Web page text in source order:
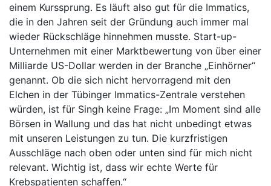
einem Kurssprung. Es läuft also gut für die Immatics,
die in den Jahren seit der Gründung auch immer mal
wieder Rückschläge hinnehmen musste. Start-up-
Unternehmen mit einer Marktbewertung von über einer
Milliarde US-Dollar werden in der Branche „Einhörner“
genannt. Ob die sich nicht hervorragend mit den
Elchen in der Tübinger Immatics-Zentrale verstehen
würden, ist für Singh keine Frage: „Im Moment sind alle
Börsen in Wallung und das hat nicht unbedingt etwas
mit unseren Leistungen zu tun. Die kurzfristigen
Ausschläge nach oben oder unten sind für mich nicht
relevant. Wichtig ist, dass wir echte Werte für
Krebspatienten schaffen.“